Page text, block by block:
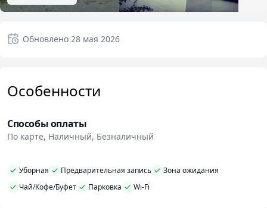
Обновлено 28 мая 2026
Особенности
Способы оплаты
По карте, Наличный, Безналичный
Уборная Предварительная запись
Зона ожидания
Чай/Кофе/Буфет
Парковка Wi-Fi